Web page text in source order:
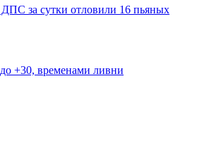
за сутки отловили 16 пьяных
+30, временами ливни